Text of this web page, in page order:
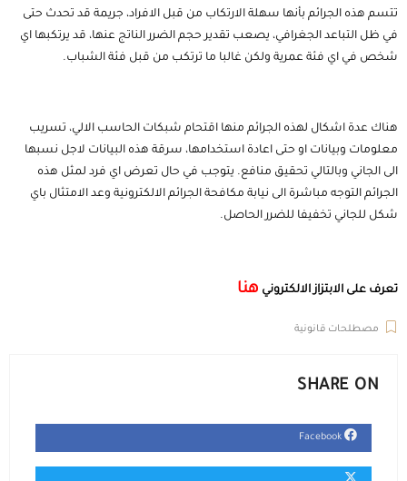
تتسم هذه الجرائم بأنها سهلة الارتكاب من قبل الافراد، جريمة قد تحدث حتى
في ظل التباعد الجغرافي، يصعب تقدير حجم الضرر الناتج عنها، قد يرتكبها اي
شخص في اي فئة عمرية ولكن غالبا ما ترتكب من قبل فئة الشباب.
هناك عدة اشكال لهذه الجرائم منها اقتحام شبكات الحاسب الالي، تسريب
معلومات وبيانات او حتى اعادة استخدامها، سرقة هذه البيانات لاجل نسبها
الى الجاني وبالتالي تحقيق منافع. يتوجب في حال تعرض اي فرد لمثل هذه
الجرائم التوجه مباشرة الى نيابة مكافحة الجرائم الالكترونية وعد الامتثال باي
شكل للجاني تخفيفا للضرر الحاصل.
تعرف على الابتزاز الالكتروني هنا
مصطلحات قانونية
SHARE ON